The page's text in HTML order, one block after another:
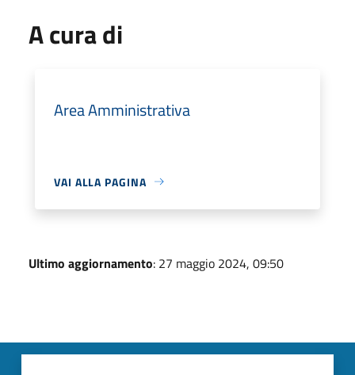
A cura di
Area Amministrativa
VAI ALLA PAGINA
Ultimo aggiornamento: 27 maggio 2024, 09:50